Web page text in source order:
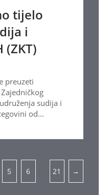
tijelo
i
(ZKT)
preuzeti
sudija i
od...
5 6 21 →